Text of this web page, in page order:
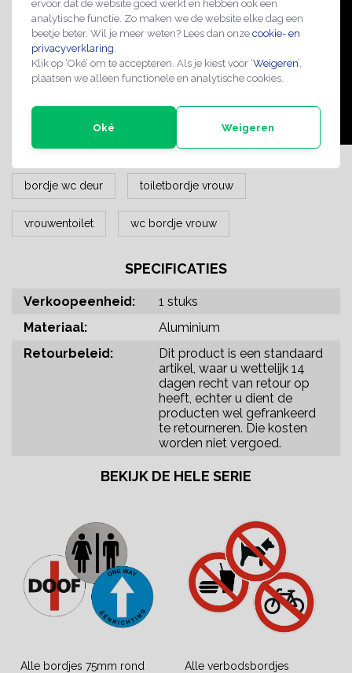
ervoor dat de website goed werkt en hebben ook een
analytische functie. Zo maken we de website elke dag een
beetje beter. Wil je meer weten? Lees dan onze cookie- en
privacyverklaring.
Klik op ‘Oké’ om te accepteren. Als je kiest voor ‘Weigeren’,
plaatsen we alleen functionele en analytische cookies.
Oké Weigeren
bordje wc deur toiletbordje vrouw
vrouwentoilet wc bordje vrouw
SPECIFICATIES
Verkoopeenheid:
1 stuks
Materiaal:
Aluminium
Retourbeleid:
Dit product is een standaard
artikel, waar u wettelijk 14
dagen recht van retour op
heeft, echter u dient de
producten wel gefrankeerd
te retourneren. Die kosten
worden niet vergoed.
BEKIJK DE HELE SERIE
Alle bordjes 75mm rond
Alle verbodsbordjes